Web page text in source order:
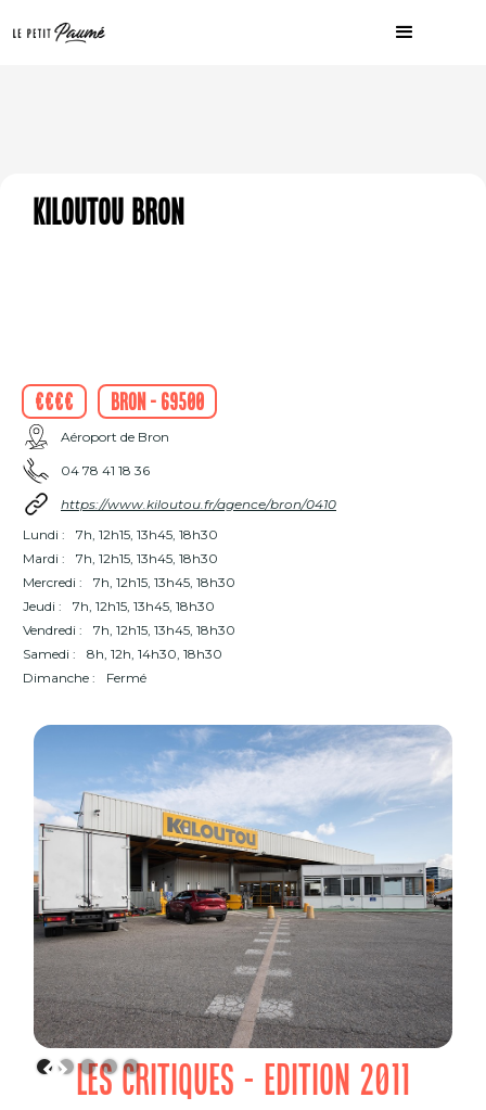
Kiloutou Bron
€€€€ Bron - 69500
Aéroport de Bron
04 78 41 18 36
https://www.kiloutou.fr/agence/bron/0410
Lundi :
7h, 12h15, 13h45, 18h30
Mardi :
7h, 12h15, 13h45, 18h30
Mercredi :
7h, 12h15, 13h45, 18h30
Jeudi :
7h, 12h15, 13h45, 18h30
Vendredi :
7h, 12h15, 13h45, 18h30
Samedi :
8h, 12h, 14h30, 18h30
Dimanche :
Fermé
LES CRITIQUES - EDITION 2011